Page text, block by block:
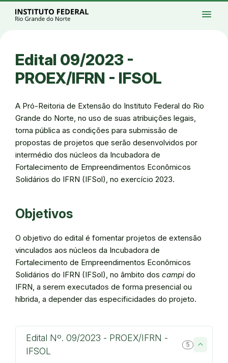
Ir para a página inicial
Ir para a busca
Alto contraste
Login da Área Administrativa
Acessibilidade
menu
Edital 09/2023 -
PROEX/IFRN - IFSOL
A Pró-Reitoria de Extensão do Instituto Federal do Rio
Grande do Norte, no uso de suas atribuições legais,
torna pública as condições para submissão de
propostas de projetos que serão desenvolvidos por
intermédio dos núcleos da Incubadora de
Fortalecimento de Empreendimentos Econômicos
Solidários do IFRN (IFSol), no exercício 2023.
Objetivos
O objetivo do edital é fomentar projetos de extensão
vinculados aos núcleos da Incubadora de
Fortalecimento de Empreendimentos Econômicos
Solidários do IFRN (IFSol), no âmbito dos campi do
IFRN, a serem executados de forma presencial ou
híbrida, a depender das especificidades do projeto.
Edital Nº. 09/2023 - PROEX/IFRN -
IFSOL
5